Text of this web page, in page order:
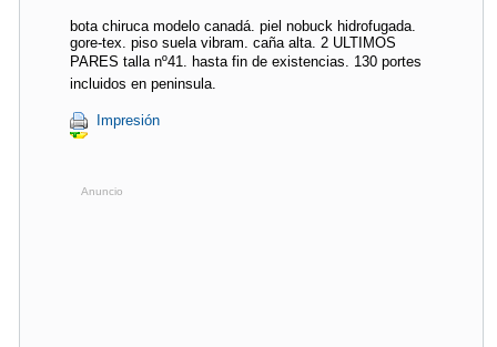
bota chiruca modelo canadá. piel nobuck hidrofugada.
gore-tex. piso suela vibram. caña alta. 2 ULTIMOS
PARES talla nº41. hasta fin de existencias. 130 portes
incluidos en peninsula.
Impresión
Anuncio